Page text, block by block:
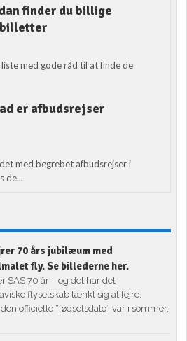
finder du billige
med gode råd til at finde de
er afbudsrejser
med begrebet afbudsrejser i
de...
70 års jubilæum med
fly. Se billederne her.
SAS 70 år – og det har det
flyselskab tænkt sig at fejre.
officielle “fødselsdato” var i sommer,